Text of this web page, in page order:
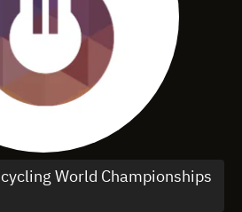
World Championships